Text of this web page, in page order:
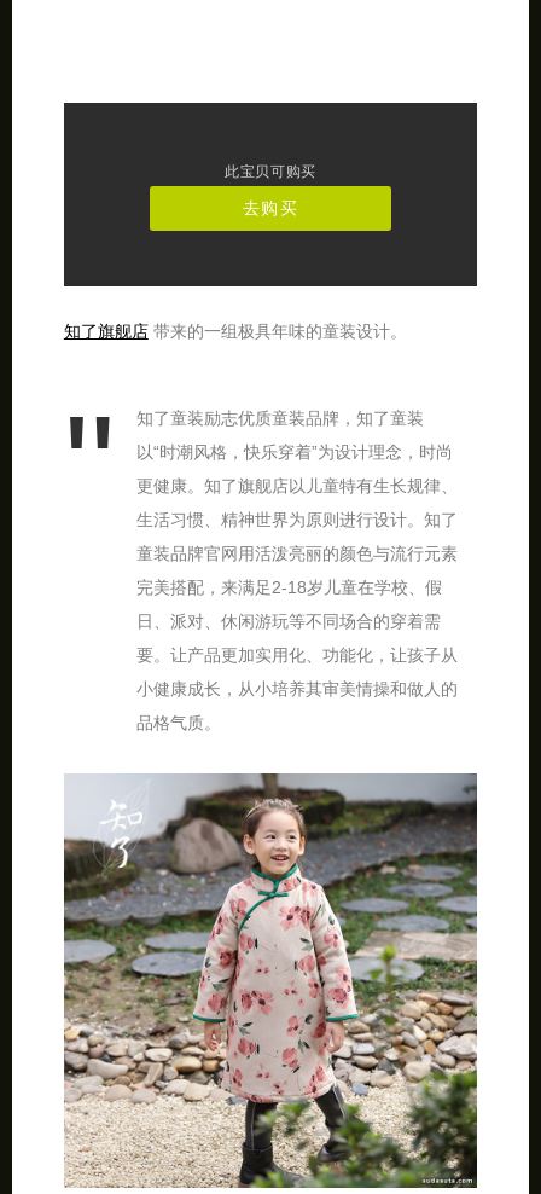
此宝贝可购买
去购买
知了旗舰店带来的一组极具年味的童装设计。
知了童装励志优质童装品牌，知了童装
以“时潮风格，快乐穿着”为设计理念，时尚
更健康。知了旗舰店以儿童特有生长规律、
生活习惯、精神世界为原则进行设计。知了
童装品牌官网用活泼亮丽的颜色与流行元素
完美搭配，来满足2-18岁儿童在学校、假
日、派对、休闲游玩等不同场合的穿着需
要。让产品更加实用化、功能化，让孩子从
小健康成长，从小培养其审美情操和做人的
品格气质。